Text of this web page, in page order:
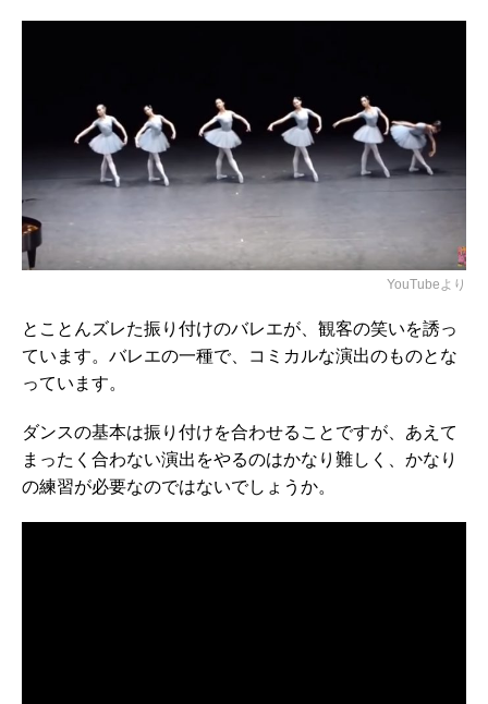
YouTubeより
とことんズレた振り付けのバレエが、観客の笑いを誘っ
ています。バレエの一種で、コミカルな演出のものとな
っています。
ダンスの基本は振り付けを合わせることですが、あえて
まったく合わない演出をやるのはかなり難しく、かなり
の練習が必要なのではないでしょうか。